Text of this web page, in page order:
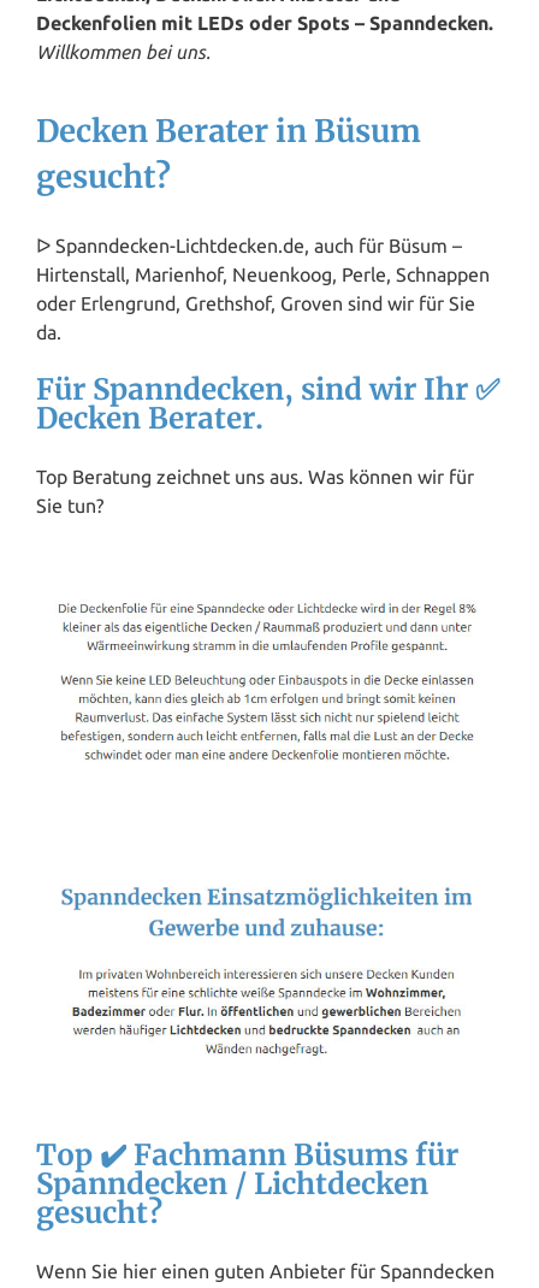
Deckenfolien mit LEDs oder Spots – Spanndecken.
Willkommen bei uns.
Decken Berater in Büsum
gesucht?
ᐅ Spanndecken-Lichtdecken.de, auch für Büsum –
Hirtenstall, Marienhof, Neuenkoog, Perle, Schnappen
oder Erlengrund, Grethshof, Groven sind wir für Sie
da.
Für Spanndecken, sind wir Ihr ✅
Decken Berater.
Top Beratung zeichnet uns aus. Was können wir für
Sie tun?
Top ✔️ Fachmann Büsums für
Spanndecken / Lichtdecken
gesucht?
Wenn Sie hier einen guten Anbieter für Spanndecken